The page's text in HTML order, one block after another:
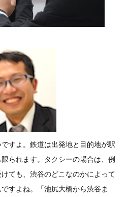
すよ。鉄道は出発地と目的地が駅
られます。タクシーの場合は、例
ても、渋谷のどこなのかによって
すよね。「池尻大橋から渋谷ま